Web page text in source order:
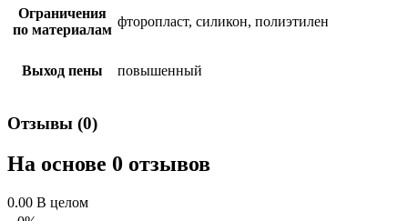
Ограничения
по материалам
фторопласт, силикон, полиэтилен
Выход пены повышенный
Отзывы (0)
На основе 0 отзывов
0.00 В целом